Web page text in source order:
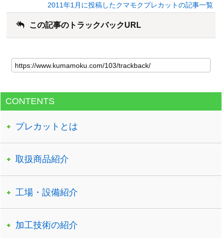
2011年1月に投稿したクマモクプレカットの記事一覧
この記事のトラックバックURL
CONTENTS
プレカットとは
取扱商品紹介
工場・設備紹介
加工技術の紹介